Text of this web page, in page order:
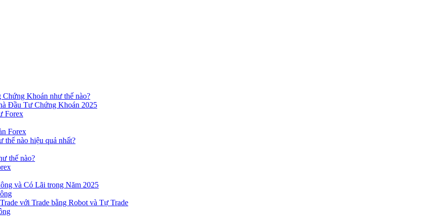
Khoán như thế nào?
Đầu Tư Chứng Khoán 2025
Forex
Forex
nào hiệu quả nhất?
thế nào?
và Có Lãi trong Năm 2025
với Trade bằng Robot và Tự Trade